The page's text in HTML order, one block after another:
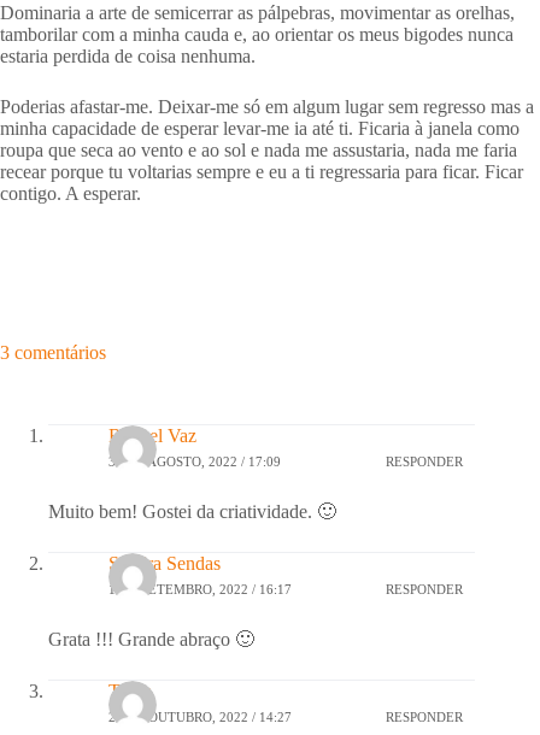
Dominaria a arte de semicerrar as pálpebras, movimentar as orelhas,
tamborilar com a minha cauda e, ao orientar os meus bigodes nunca
estaria perdida de coisa nenhuma.
Poderias afastar-me. Deixar-me só em algum lugar sem regresso mas a
minha capacidade de esperar levar-me ia até ti. Ficaria à janela como
roupa que seca ao vento e ao sol e nada me assustaria, nada me faria
recear porque tu voltarias sempre e eu a ti regressaria para ficar. Ficar
contigo. A esperar.
3 comentários
Raquel Vaz
31 DE AGOSTO, 2022 / 17:09 RESPONDER
Muito bem! Gostei da criatividade. 🙂
Sandra Sendas
1 DE SETEMBRO, 2022 / 16:17 RESPONDER
Grata !!! Grande abraço 🙂
Tânia
24 DE OUTUBRO, 2022 / 14:27 RESPONDER